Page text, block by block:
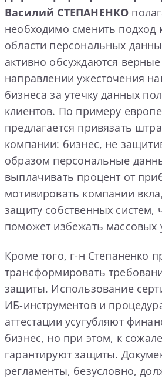
Василий СТЕПАНЕНКО
необходимо сменить подход
области персональных
активно обсуждаются
направлении ужесточения
бизнеса за утечку данных
клиентов. По примеру
предлагается привязать
компании: бизнес, не
образом персональные
выплачивать процент от
мотивировать компании
защиту собственных систем,
поможет избежать массовых
Кроме того, г-н Степаненко
трансформировать
защиты. Использование
ИБ-инструментов и
аттестации усугубляют
бизнес, но при этом, к
гарантируют защиты.
регламенты, безусловно,